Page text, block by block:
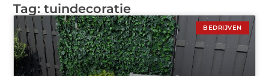
Tag: tuindecoratie
BEDRIJVEN